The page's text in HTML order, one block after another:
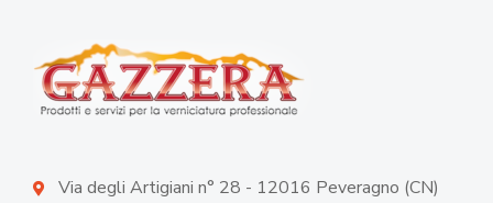
Via degli Artigiani n° 28 - 12016 Peveragno (CN)